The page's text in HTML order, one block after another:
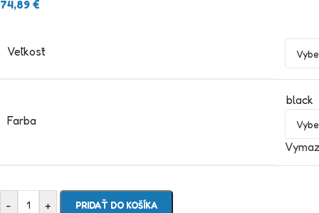
74,89 €
Veľkosť
Farba
black
- + PRIDAŤ DO KOŠÍKA